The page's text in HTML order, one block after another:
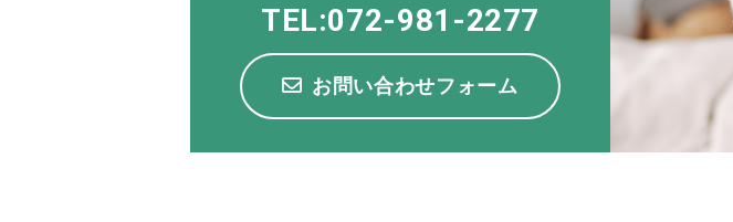
TEL:072-981-2277
お問い合わせフォーム